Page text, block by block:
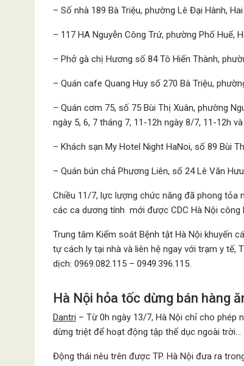
– Số nhà 189 Bà Triệu, phường Lê Đại Hành,
– 117 HA Nguyễn Công Trứ, phường Phố Huế,
– Phở gà chị Hương số 84 Tô Hiến Thành,
– Quán cafe Quang Huy số 270 Bà Triệu,
– Quán cơm 75, số 75 Bùi Thị Xuân, phường
ngày 5, 6, 7 tháng 7, 11-12h ngày 8/7, 11-12h
– Khách sạn My Hotel Night HaNoi, số 89 Bùi
– Quán bún chả Phương Liên, số 24 Lê Văn
Chiều 11/7, lực lượng chức năng đã phong
các ca dương tính mới được CDC Hà Nội công
Trung tâm Kiểm soát Bệnh tật Hà Nội khuyến
tự cách ly tại nhà và liên hệ ngay với trạm y tế,
dịch: 0969.082.115 – 0949.396.115.
Hà Nội hỏa tốc dừng bán hàng
Dantri – Từ 0h ngày 13/7, Hà Nội chỉ cho phép
dừng triệt để hoạt động tập thể dục ngoài trời…
Động thái nêu trên được TP. Hà Nội đưa ra